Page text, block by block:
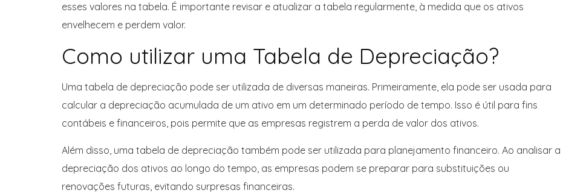
esses valores na tabela. É importante revisar e atualizar a tabela regularmente, à medida que os ativos
envelhecem e perdem valor.
Como utilizar uma Tabela de Depreciação?
Uma tabela de depreciação pode ser utilizada de diversas maneiras. Primeiramente, ela pode ser usada para
calcular a depreciação acumulada de um ativo em um determinado período de tempo. Isso é útil para fins
contábeis e financeiros, pois permite que as empresas registrem a perda de valor dos ativos.
Além disso, uma tabela de depreciação também pode ser utilizada para planejamento financeiro. Ao analisar a
depreciação dos ativos ao longo do tempo, as empresas podem se preparar para substituições ou
renovações futuras, evitando surpresas financeiras.